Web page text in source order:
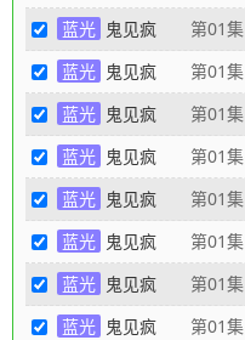
蓝光 鬼见疯 第01集
蓝光 鬼见疯 第01集
蓝光 鬼见疯 第01集
蓝光 鬼见疯 第01集
蓝光 鬼见疯 第01集
蓝光 鬼见疯 第01集
蓝光 鬼见疯 第01集
蓝光 鬼见疯 第01集